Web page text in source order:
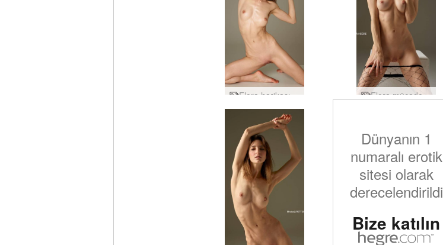
Flora mücadele ruhu
Dünyanın 1
numaralı erotik
sitesi olarak
derecelendirildi
Bize katılın